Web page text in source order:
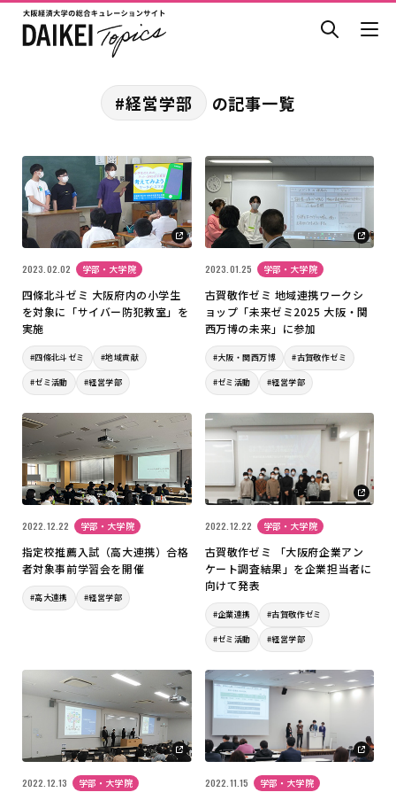
#経営学部 の記事一覧
2023.02.02 学部・大学院
四條北斗ゼミ 大阪府内の小学生
を対象に「サイバー防犯教室」を
実施
#四條北斗ゼミ #地域貢献
#ゼミ活動 #経営学部
2023.01.25 学部・大学院
古賀敬作ゼミ 地域連携ワークシ
ョップ「未来ゼミ2025 大阪・関
西万博の未来」に参加
#大阪・関西万博 #古賀敬作ゼミ
#ゼミ活動 #経営学部
2022.12.22 学部・大学院
指定校推薦入試（高大連携）合格
者対象事前学習会を開催
#高大連携 #経営学部
2022.12.22 学部・大学院
古賀敬作ゼミ 「大阪府企業アン
ケート調査結果」を企業担当者に
向けて発表
#企業連携 #古賀敬作ゼミ
#ゼミ活動 #経営学部
2022.12.13 学部・大学院 2022.11.15 学部・大学院